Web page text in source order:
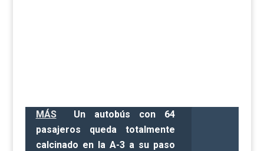
MÁS
Un autobús con 64
pasajeros queda totalmente
calcinado en la A-3 a su paso